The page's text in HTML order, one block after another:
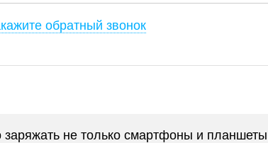
обратный звонок
не только смартфоны и